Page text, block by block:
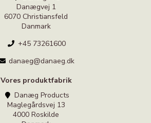
Danægvej 1
6070 Christiansfeld
Danmark
+45 73261600
danaeg@danaeg.dk
Vores produktfabrik
Danæg Products
Maglegårdsvej 13
4000 Roskilde